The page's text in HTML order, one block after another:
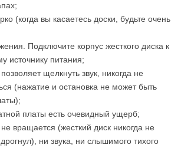
(когда вы касаетесь доски, будьте очень
Подключите корпус жесткого диска к
источнику питания;
щелкнуть звук, никогда не
(нажатие и остановка не может быть
платы есть очевидный ущерб;
вращается (жесткий диск никогда не
ни звука, ни слышимого тихого